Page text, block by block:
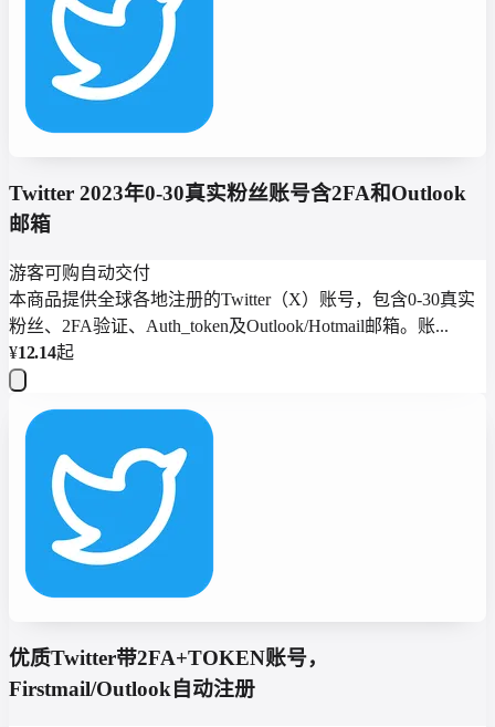
Twitter 2023年0-30真实粉丝账号含2FA和Outlook
邮箱
游客可购自动交付
本商品提供全球各地注册的Twitter（X）账号，包含0-30真实
粉丝、2FA验证、Auth_token及Outlook/Hotmail邮箱。账...
¥12.14起
优质Twitter带2FA+TOKEN账号，
Firstmail/Outlook自动注册